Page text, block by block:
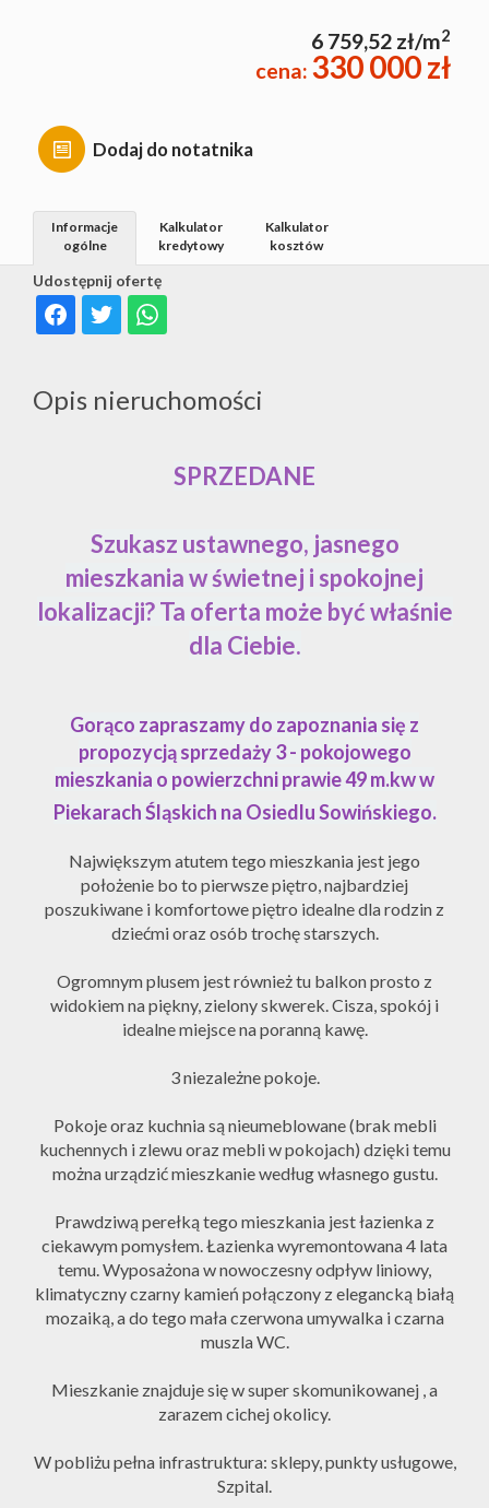
6 759,52 zł/m2
cena: 330 000 zł
Dodaj do notatnika
Udostępnij ofertę
Informacje
ogólne
Kalkulator
kredytowy
Kalkulator
kosztów
Opis nieruchomości
SPRZEDANE
Szukasz ustawnego, jasnego
mieszkania w świetnej i spokojnej
lokalizacji? Ta oferta może być właśnie
dla Ciebie.
Gorąco zapraszamy do zapoznania się z
propozycją sprzedaży 3 - pokojowego
mieszkania o powierzchni prawie 49 m.kw w
Piekarach Śląskich na Osiedlu Sowińskiego.
Największym atutem tego mieszkania jest jego
położenie bo to pierwsze piętro, najbardziej
poszukiwane i komfortowe piętro idealne dla rodzin z
dziećmi oraz osób trochę starszych.
Ogromnym plusem jest również tu balkon prosto z
widokiem na piękny, zielony skwerek. Cisza, spokój i
idealne miejsce na poranną kawę.
3 niezależne pokoje.
Pokoje oraz kuchnia są nieumeblowane (brak mebli
kuchennych i zlewu oraz mebli w pokojach) dzięki temu
można urządzić mieszkanie według własnego gustu.
Prawdziwą perełką tego mieszkania jest łazienka z
ciekawym pomysłem. Łazienka wyremontowana 4 lata
temu. Wyposażona w nowoczesny odpływ liniowy,
klimatyczny czarny kamień połączony z elegancką białą
mozaiką, a do tego mała czerwona umywalka i czarna
muszla WC.
Mieszkanie znajduje się w super skomunikowanej , a
zarazem cichej okolicy.
W pobliżu pełna infrastruktura: sklepy, punkty usługowe,
Szpital.